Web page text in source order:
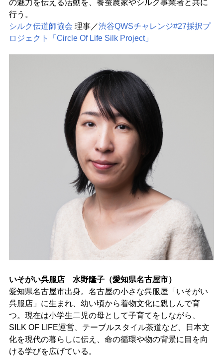
の魅力を伝える活動を、養蚕農家やシルク事業者と共に
行う。
シルク伝道師協会 理事／渋谷QWSチャレンジ#27採択プ
ロジェクト「Circle Of Life Silk Project」
いそがい呉服店 水野隆子（愛知県名古屋市）
愛知県名古屋市出身。名古屋の小さな呉服屋「いそがい
呉服店」に生まれ、幼い頃から着物文化に親しんで育
つ。現在は小学生二児の母として子育てをしながら、
SILK OF LIFE運営、テーブルスタイル茶道など、日本文
化を現代の暮らしに伝え、命の循環や物の背景に目を向
ける学びを広げている。